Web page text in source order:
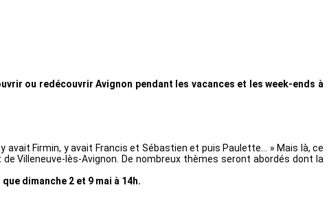
ou redécouvrir Avignon pendant les vacances et les week-ends à
Firmin, y avait Francis et Sébastien et puis Paulette… » Mais là, ce
de Villeneuve-lès-Avignon. De nombreux thèmes seront abordés dont la
dimanche 2 et 9 mai à 14h.